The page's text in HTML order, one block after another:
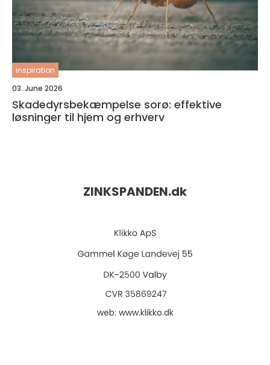
inspiration
03. June 2026
Skadedyrsbekæmpelse sorø: effektive
løsninger til hjem og erhverv
ZINKSPANDEN.dk
web: www.klikko.dk